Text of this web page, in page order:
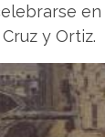
en
y Ortiz.